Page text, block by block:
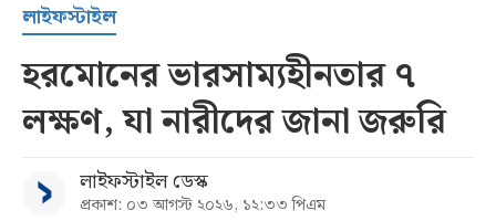
লাইফস্টাইল
হরমোনের ভারসাম্যহীনতার ৭
লক্ষণ, যা নারীদের জানা জরুরি
লাইফস্টাইল ডেস্ক
প্রকাশ: ০৩ আগস্ট ২০২৬, ১২:৩৩ পিএম